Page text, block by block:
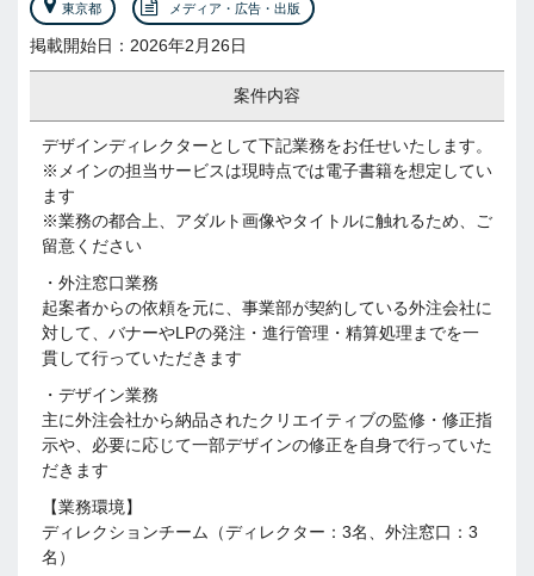
東京都 メディア・広告・出版
掲載開始日：2026年2月26日
案件内容
デザインディレクターとして下記業務をお任せいたします。
※メインの担当サービスは現時点では電子書籍を想定してい
ます
※業務の都合上、アダルト画像やタイトルに触れるため、ご
留意ください
・外注窓口業務
起案者からの依頼を元に、事業部が契約している外注会社に
対して、バナーやLPの発注・進行管理・精算処理までを一
貫して行っていただきます
・デザイン業務
主に外注会社から納品されたクリエイティブの監修・修正指
示や、必要に応じて一部デザインの修正を自身で行っていた
だきます
【業務環境】
ディレクションチーム（ディレクター：3名、外注窓口：3
名）